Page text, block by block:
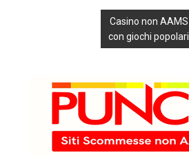
Casino non AAMS
con giochi popolari